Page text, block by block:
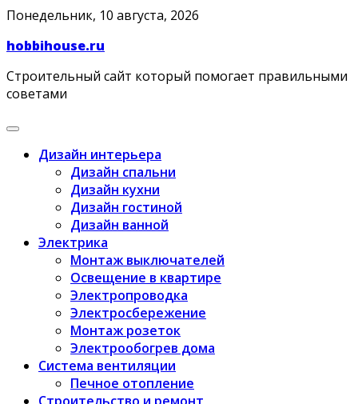
Skip
content
Понедельник, 10 августа, 2026
hobbihouse.ru
Строительный сайт который помогает правильными
советами
Дизайн интерьера
Дизайн спальни
Дизайн кухни
Дизайн гостиной
Дизайн ванной
Электрика
Монтаж выключателей
Освещение в квартире
Электропроводка
Электросбережение
Монтаж розеток
Электрообогрев дома
Система вентиляции
Печное отопление